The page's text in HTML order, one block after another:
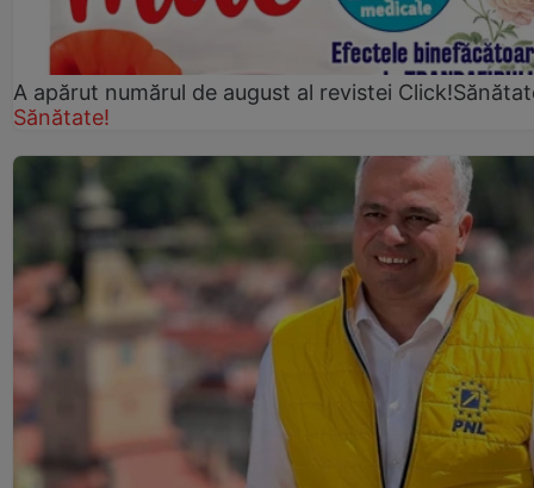
A apărut numărul de august al revistei
Sănătate!